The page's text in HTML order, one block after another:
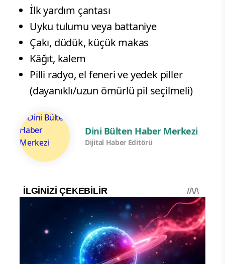
İlk yardım çantası
Uyku tulumu veya battaniye
Çakı, düdük, küçük makas
Kâğıt, kalem
Pilli radyo, el feneri ve yedek piller
(dayanıklı/uzun ömürlü pil seçilmeli)
Dini Bülten Haber Merkezi
Dijital Haber Editörü